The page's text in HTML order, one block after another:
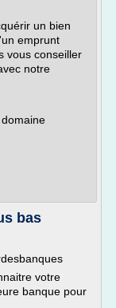
un bien
emprunt
vous conseiller
notre
bas
votre
banque pour